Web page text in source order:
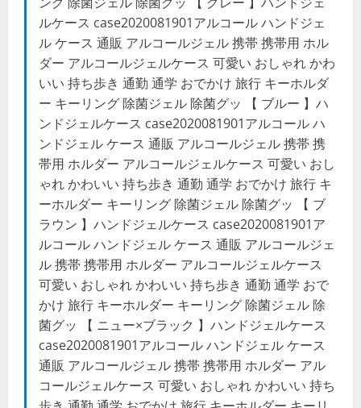
ルケース case2020081901アルコール ハンドジェ
ル ケース 通販 アルコールジェル 携帯 携帯用 ホル
ダー アルコールジェルケース 可愛い おしゃれ かわ
いい 持ち歩き 通勤 通学 おでかけ 旅行 キーホルダ
ー キーリング 除菌ジェル 除菌グッ 【 ブルー 】ハ
ンドジェルケース case2020081901アルコール ハ
ンドジェル ケース 通販 アルコールジェル 携帯 携
帯用 ホルダー アルコールジェルケース 可愛い おし
ゃれ かわいい 持ち歩き 通勤 通学 おでかけ 旅行 キ
ーホルダー キーリング 除菌ジェル 除菌グッ 【 ブ
ラウン 】ハンドジェルケース case2020081901ア
ルコール ハンドジェル ケース 通販 アルコールジェ
ル 携帯 携帯用 ホルダー アルコールジェルケース
可愛い おしゃれ かわいい 持ち歩き 通勤 通学 おで
かけ 旅行 キーホルダー キーリング 除菌ジェル 除
菌グッ 【 ニュー×ブラック 】ハンドジェルケース
case2020081901アルコール ハンドジェル ケース
通販 アルコールジェル 携帯 携帯用 ホルダー アル
コールジェルケース 可愛い おしゃれ かわいい 持ち